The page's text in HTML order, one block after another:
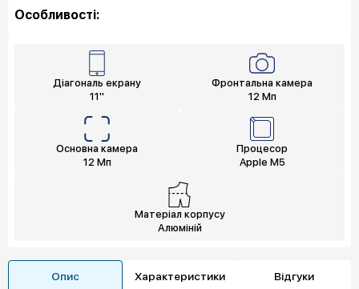
Особливості:
Діагональ екрану
11"
Фронтальна камера
12 Мп
Основна камера
12 Мп
Процесор
Apple M5
Матеріал корпусу
Алюміній
Опис Характеристики Відгуки